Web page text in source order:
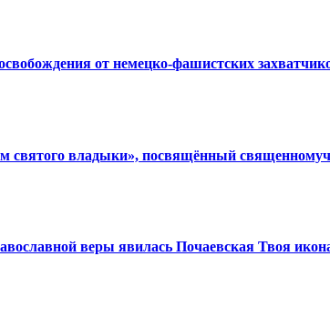
от немецко-фашистских
святого владыки», посвящённый
веры явилась Почаевская Твоя